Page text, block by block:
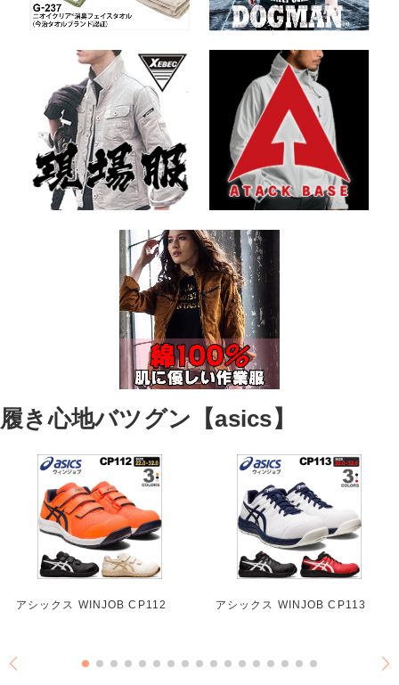
履き心地バツグン【asics】
アシックス WINJOB CP112 アシックス WINJOB CP113